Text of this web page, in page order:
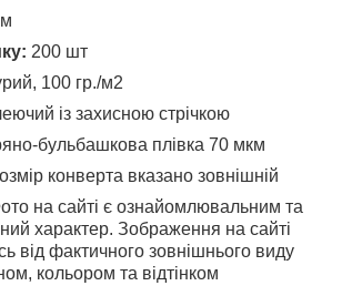
200 шт
100 гр./м2
із захисною стрічкою
бульбашкова плівка 70 мкм
конверта вказано зовнішній
на сайті є ознайомлювальним та
характер. Зображення на сайті
від фактичного зовнішнього виду
кольором та відтінком